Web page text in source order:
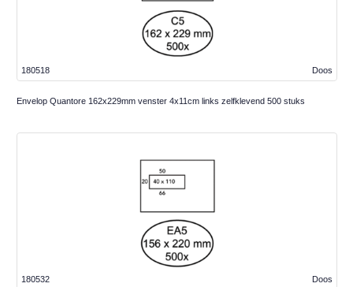
Doos
180518
Envelop Quantore 162x229mm venster 4x11cm links zelfklevend 500 stuks
Doos
180532